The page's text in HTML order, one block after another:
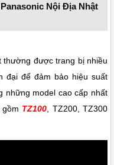
Nội Địa Nhật
thường được trang bị nhiều
đại để đảm bảo hiệu suất
những model cao cấp nhất
TZ100 , TZ200, TZ300